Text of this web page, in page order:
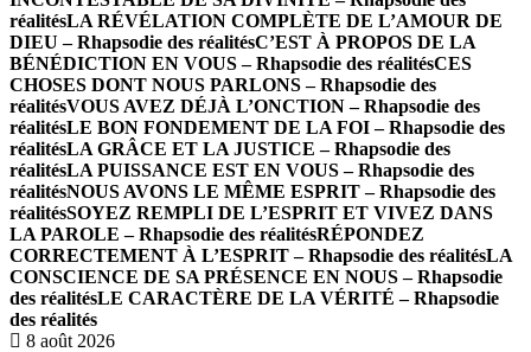
réalitésLA RÉVÉLATION COMPLÈTE DE L’AMOUR DE
DIEU – Rhapsodie des réalitésC’EST À PROPOS DE LA
BÉNÉDICTION EN VOUS – Rhapsodie des réalitésCES
CHOSES DONT NOUS PARLONS – Rhapsodie des
réalitésVOUS AVEZ DÉJÀ L’ONCTION – Rhapsodie des
réalitésLE BON FONDEMENT DE LA FOI – Rhapsodie des
réalitésLA GRÂCE ET LA JUSTICE – Rhapsodie des
réalitésLA PUISSANCE EST EN VOUS – Rhapsodie des
réalitésNOUS AVONS LE MÊME ESPRIT – Rhapsodie des
réalitésSOYEZ REMPLI DE L’ESPRIT ET VIVEZ DANS
LA PAROLE – Rhapsodie des réalitésRÉPONDEZ
CORRECTEMENT À L’ESPRIT – Rhapsodie des réalitésLA
CONSCIENCE DE SA PRÉSENCE EN NOUS – Rhapsodie
des réalitésLE CARACTÈRE DE LA VÉRITÉ – Rhapsodie
des réalités
8 août 2026